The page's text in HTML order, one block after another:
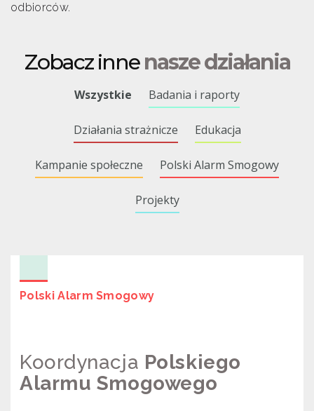
odbiorców.
Zobacz innenasze działania
Wszystkie Badania i raporty
Działania strażnicze Edukacja
Kampanie społeczne Polski Alarm Smogowy
Projekty
Polski Alarm Smogowy
Koordynacja Polskiego
Alarmu Smogowego